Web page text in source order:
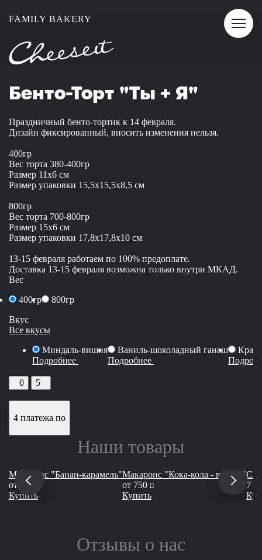
FAMILY BAKERY
Бенто-Торт "Ты + Я"
Праздничный бенто-тортик к 14 февраля.
Дизайн фиксированный, вносить изменения нельзя.
400гр
Вес торта 380-400гр
Размер 11x6 см
Размер упаковки 15,5x15,5x8,5 см
800гр
Вес торта 700-800гр
Размер 15x6 см
Размер упаковки 17,8x17,8x10 см
13-15 февраля работаем по 100% предоплате.
Доставка 13-15 февраля возможна только внутри МКАД.
Вес
400гр
800гр
Вкус
Все вкусы
Миндаль-вишня
Подробнее
Ваниль-шоколадный ганаш
Подробнее
0 5
4 платежа по
Наши товары
Макаронс "Банан-карамель"
от
750
Купить
Макаронс "Кока-кола - вишня"
от 750 руб
Купить
7
Отзывы о нас